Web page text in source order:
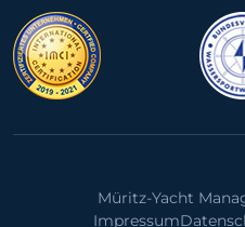
MYM ist ein
Müritz-Yacht
Impressum